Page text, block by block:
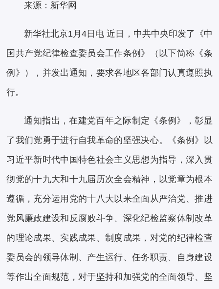
来源：新华网
新华社北京1月4日电 近日，中共中央印发了《中
国共产党纪律检查委员会工作条例》（以下简称《条
例》），并发出通知，要求各地区各部门认真遵照执
行。
通知指出，在建党百年之际制定《条例》，彰显
了我们党勇于进行自我革命的坚强决心。《条例》以
习近平新时代中国特色社会主义思想为指导，深入贯
彻党的十九大和十九届历次全会精神，以党章为根本
遵循，充分运用党的十八大以来全面从严治党、推进
党风廉政建设和反腐败斗争、深化纪检监察体制改革
的理论成果、实践成果、制度成果，对党的纪律检查
委员会的领导体制、产生运行、任务职责、自身建设
等作出全面规范，对于坚持和加强党的全面领导、坚